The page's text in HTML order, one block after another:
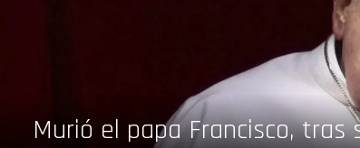
Murió el papa Francisco,